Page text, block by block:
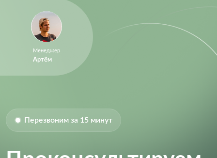
Менеджер
Артём
Перезвоним за 15 минут